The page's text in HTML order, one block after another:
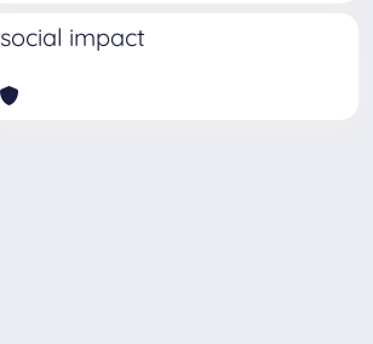
social impact